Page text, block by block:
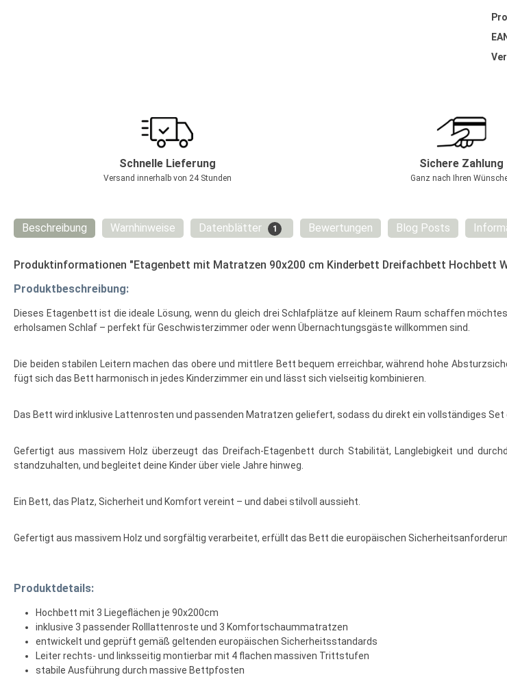
Schnelle Lieferung
Versand innerhalb von 24 Stunden
Sichere Zahlung
Ganz nach Ihren
Beschreibung Warnhinweise Datenblätter 1 Bewertungen Blog Posts
Produktinformationen "Etagenbett mit Matratzen 90x200 cm Kinderbett Dreifachbett Hochbett
Produktbeschreibung:
Dieses Etagenbett ist die ideale Lösung, wenn du gleich drei Schlafplätze auf kleinem Raum schaffen
erholsamen Schlaf – perfekt für Geschwisterzimmer oder wenn Übernachtungsgäste willkommen sind.
Die beiden stabilen Leitern machen das obere und mittlere Bett bequem erreichbar, während hohe
fügt sich das Bett harmonisch in jedes Kinderzimmer ein und lässt sich vielseitig kombinieren.
Das Bett wird inklusive Lattenrosten und passenden Matratzen geliefert, sodass du direkt ein vollständiges Set
Gefertigt aus massivem Holz überzeugt das Dreifach-Etagenbett durch Stabilität, Langlebigkeit und
standzuhalten, und begleitet deine Kinder über viele Jahre hinweg.
Ein Bett, das Platz, Sicherheit und Komfort vereint – und dabei stilvoll aussieht.
Gefertigt aus massivem Holz und sorgfältig verarbeitet, erfüllt das Bett die europäischen
Produktdetails:
Hochbett mit 3 Liegeflächen je 90x200cm
inklusive 3 passender Rolllattenroste und 3 Komfortschaummatratzen
entwickelt und geprüft gemäß geltenden europäischen Sicherheitsstandards
Leiter rechts- und linksseitig montierbar mit 4 flachen massiven Trittstufen
stabile Ausführung durch massive Bettpfosten